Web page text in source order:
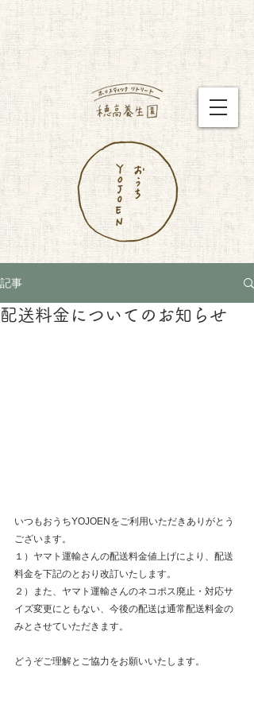
記事
配送料金についてのお知らせ
いつもおうちYOJOENをご利用いただきありがとう
ございます。
１）ヤマト運輸さんの配送料金値上げにより、配送
料金を下記のとおり改訂いたします。
２）また、ヤマト運輸さんのネコポス廃止・ 対応サ
イズ変更にともない、今後の配送は通常配送料金の
みとさせていただきます。
どうぞご理解とご協力をお願いいたします。